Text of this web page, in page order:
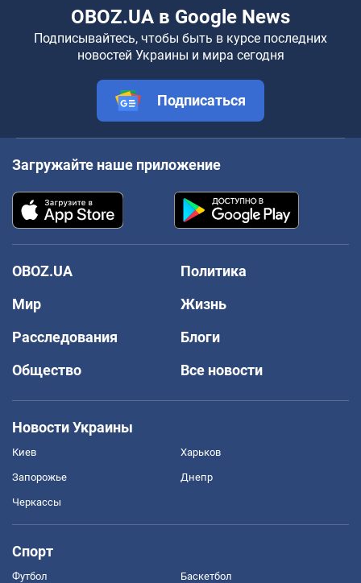
OBOZ.UA в Google News
Подписывайтесь, чтобы быть в курсе последних
новостей Украины и мира сегодня
Подписаться
Загружайте наше приложение
OBOZ.UA
Политика
Мир
Жизнь
Расследования
Блоги
Общество
Все новости
Новости Украины
Киев Харьков
Запорожье Днепр
Черкассы
Спорт
Футбол Баскетбол